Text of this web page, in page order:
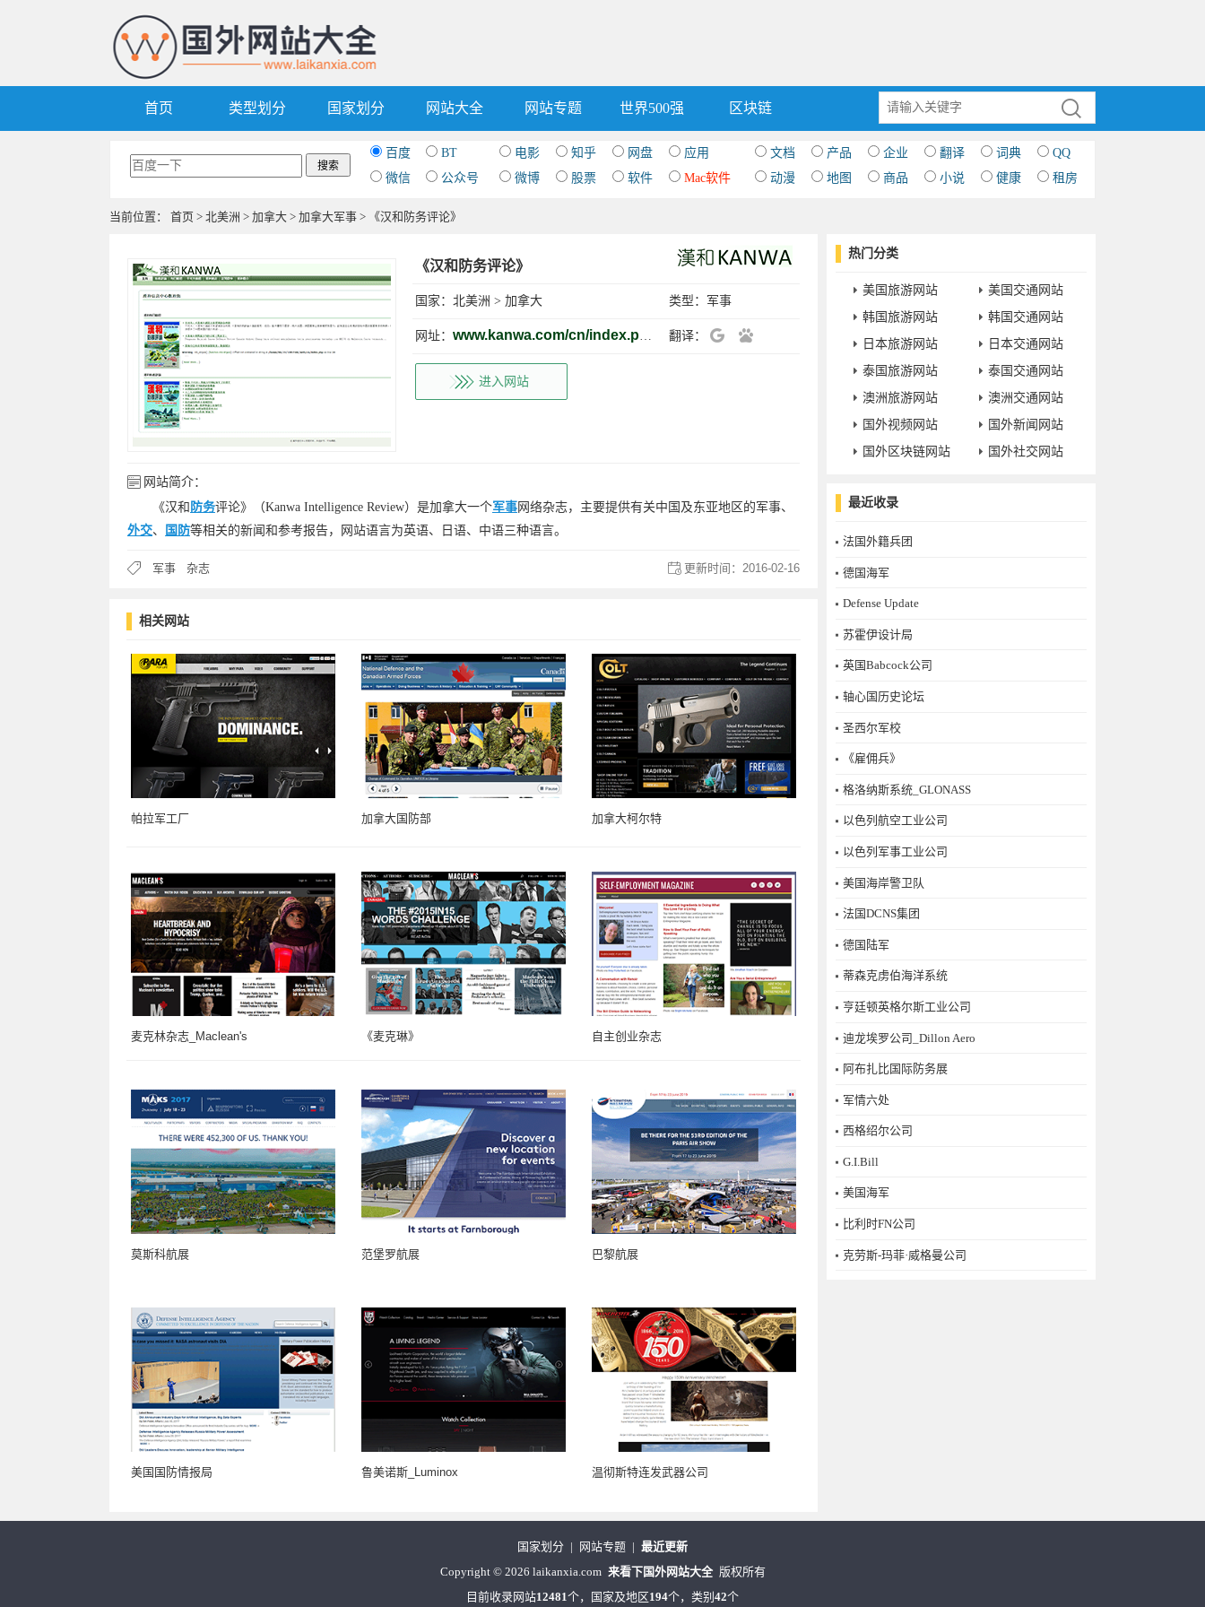
首页 类型划分 国家划分 网站大全 网站专题 世界500强 区块链
百度 BT 电影 知乎 网盘 应用 文档 产品 企业 翻译 词典
QQ
微信
公众号 微博 股票 软件 Mac软件 动漫 地图 商品 小说 健康 租房
当前位置： 首页 > 北美洲 > 加拿大 > 加拿大军事 > 《汉和防务评论》
《汉和防务评论》
国家： 北美洲 > 加拿大 类型： 军事
网址： www.kanwa.com/cn/index.php 翻译：
进入网站
网站简介：
《汉和 防务评论》（Kanwa Intelligence Review）是加拿大一个军事网络杂志，主要提供有关中国及东亚地区的军事、
外交、 国防等相关的新闻和参考报告，网站语言为英语、日语、中语三种语言。
军事 杂志 更新时间： 2016-02-16
相关网站
帕拉军工厂 加拿大国防部 加拿大柯尔特
麦克林杂志_Maclean's 《麦克琳》 自主创业杂志
莫斯科航展 范堡罗航展 巴黎航展
美国国防情报局 鲁美诺斯_Luminox 温彻斯特连发武器公司
热门分类
美国旅游网站
美国交通网站
韩国旅游网站
韩国交通网站
日本旅游网站
日本交通网站
泰国旅游网站
泰国交通网站
澳洲旅游网站
澳洲交通网站
国外视频网站
国外新闻网站
国外区块链网站
国外社交网站
最近收录
法国外籍兵团
德国海军
Defense Update
苏霍伊设计局
英国Babcock公司
轴心国历史论坛
圣西尔军校
《雇佣兵》
格洛纳斯系统_GLONASS
以色列航空工业公司
以色列军事工业公司
美国海岸警卫队
法国DCNS集团
德国陆军
蒂森克虏伯海洋系统
亨廷顿英格尔斯工业公司
迪龙埃罗公司_Dillon Aero
阿布扎比国际防务展
军情六处
西格绍尔公司
G.I.Bill
美国海军
比利时FN公司
克劳斯-玛菲·威格曼公司
国家划分 | 网站专题 | 最近更新
Copyright ©2026 laikanxia.com 来看下国外网站大全 版权所有
目前收录网站12481个，国家及地区194个，类别 42个